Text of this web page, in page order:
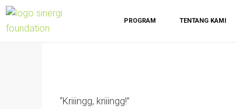
PROGRAM TENTANG KAMI
“Kriiingg, kriiingg!”